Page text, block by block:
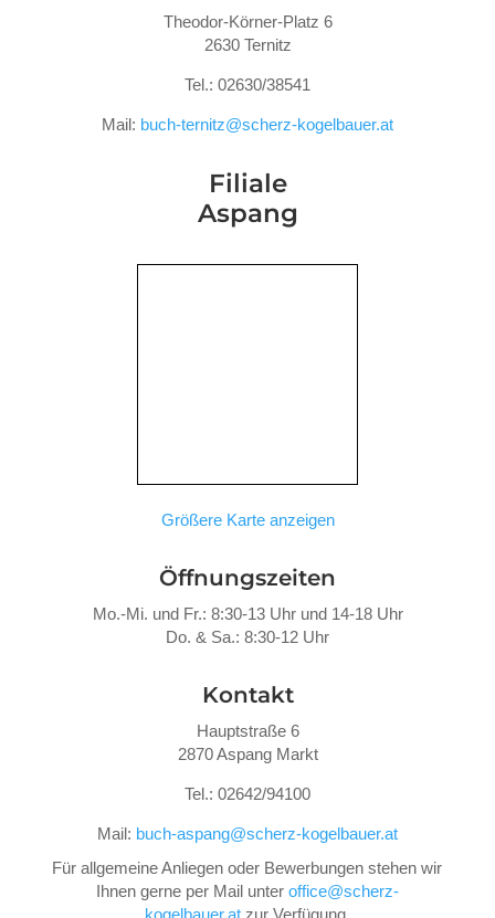
Theodor-Körner-Platz 6
2630 Ternitz
Tel.: 02630/38541
Mail: buch-ternitz@scherz-kogelbauer.at
Filiale
Aspang
Größere Karte anzeigen
Öffnungszeiten
Mo.-Mi. und Fr.: 8:30-13 Uhr und 14-18 Uhr
Do. & Sa.: 8:30-12 Uhr
Kontakt
Hauptstraße 6
2870 Aspang Markt
Tel.: 02642/94100
Mail: buch-aspang@scherz-kogelbauer.at
Für allgemeine Anliegen oder Bewerbungen stehen wir
Ihnen gerne per Mail unter office@scherz-
kogelbauer.atzur Verfügung.